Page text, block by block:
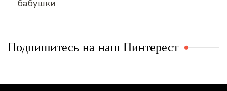
бабушки
Подпишитесь на наш Пинтерест